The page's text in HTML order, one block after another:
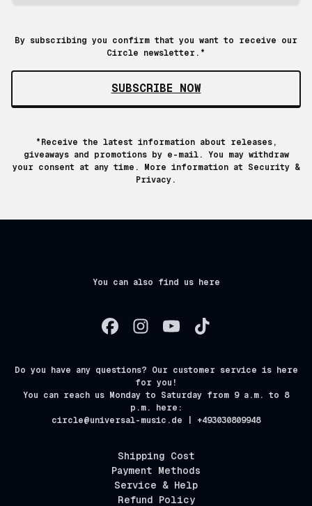
By subscribing you confirm that you want to receive our
Circle newsletter.*
SUBSCRIBE NOW
*Receive the latest information about releases,
giveaways and promotions by e-mail. You may withdraw
your consent at any time. More information at
Security &
Privacy.
You can also find us here
Do you have any questions? Our customer service is here
for you!
You can reach us Monday to Saturday from 9 a.m. to 8
p.m. here:
circle@universal-music.de | +493030809948
Shipping Cost
Payment Methods
Service & Help
Refund Policy